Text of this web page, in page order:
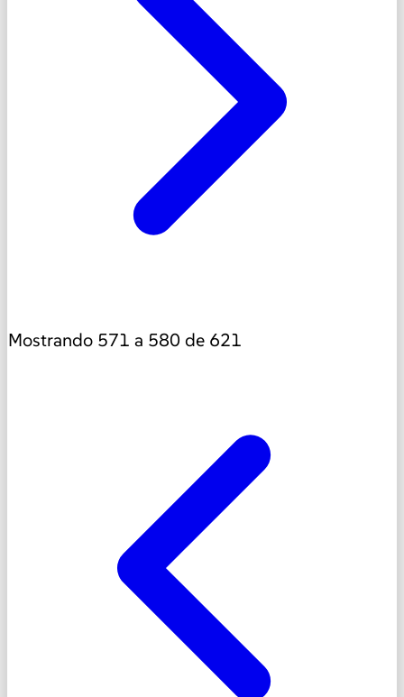
Mostrando 571 a 580 de 621